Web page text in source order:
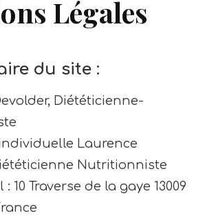
Légales
du site :
Diététicienne-
Laurence
Nutritionniste
10 Traverse de la gaye 13009